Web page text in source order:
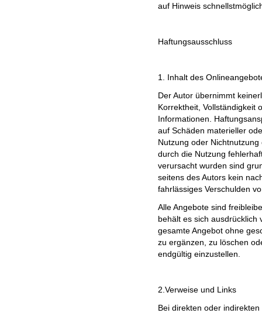
auf Hinweis
Haftungsausschluss
1. Inhalt des
Der Autor übernimmt
Korrektheit, Vollständigkeit
Informationen.
auf Schäden materieller
Nutzung oder
durch die Nutzung
verursacht wurden sind
seitens des Autors kein
fahrlässiges Verschulden
Alle Angebote sind
behält es sich ausdrücklich
gesamte Angebot ohne
zu ergänzen, zu löschen
endgültig einzustellen.
2.Verweise und Links
Bei direkten oder